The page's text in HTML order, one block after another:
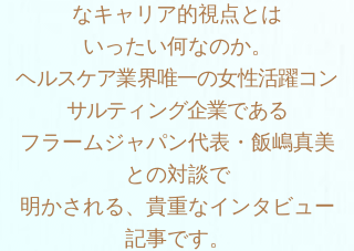
なキャリア的視点とは
いったい何なのか。
ヘルスケア業界唯一の女性活躍コン
サルティング企業である
フラームジャパン代表・飯嶋真美
との対談で
明かされる、貴重なインタビュー
記事です。